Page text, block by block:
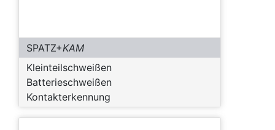
SPATZ+KAM
Kleinteilschweißen
Batterieschweißen
Kontakterkennung